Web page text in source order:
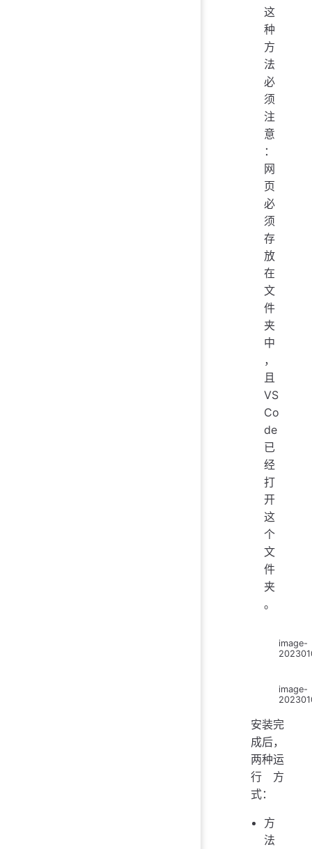
这
种
方
法
必
须
注
意
：
网
页
必
须
存
放
在
文
件
夹
中
，
且
VS
Co
de
已
经
打
开
这
个
文
件
夹
。
image-
image-
安装完
成后，
两种运
行方
式：
方
法